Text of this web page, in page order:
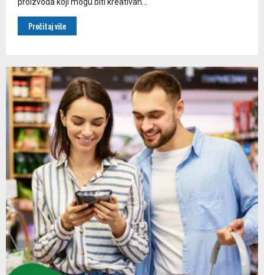
Pročitaj više